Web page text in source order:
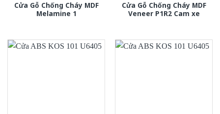
Cửa Gỗ Chống Cháy MDF
Melamine 1
Cửa Gỗ Chống Cháy MDF
Veneer P1R2 Cam xe